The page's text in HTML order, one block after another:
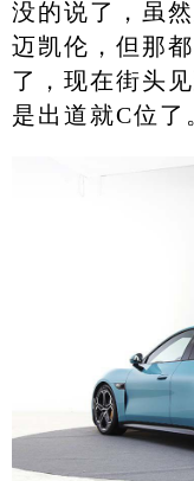
没的说了，虽
迈凯伦，但那
了，现在街头
是出道就C位了